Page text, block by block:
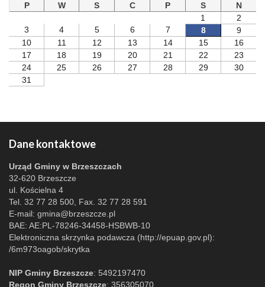
P
W S C P S
N
1
2
3
4 5 6 7 8
9
10
11 12 13 14 15
16
17
18 19 20 21 22
23
24
25 26 27 28 29
30
31
Dane kontaktowe
Urząd Gminy w Brzeszczach
32-620 Brzeszcze
ul. Kościelna 4
Tel. 32 77 28 500, Fax. 32 77 28 591
E-mail: gmina@brzeszcze.pl
BAE: AE:PL-78246-34458-HSBWB-10
Elektroniczna skrzynka podawcza (http://epuap.gov.pl):
/6m973oagob/skrytka
NIP Gminy Brzeszcze: 5492197470
Regon Gminy Brzeszcze: 356305070